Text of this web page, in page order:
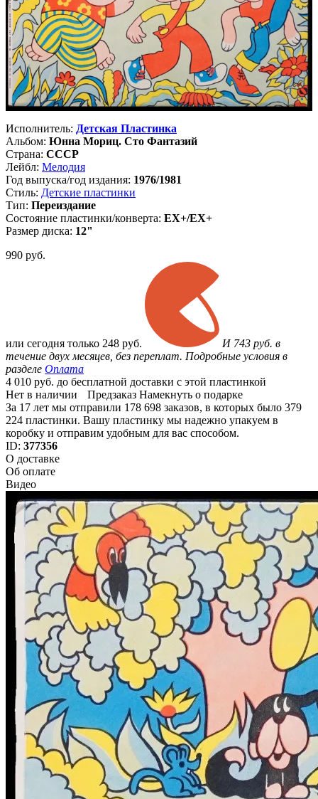
Исполнитель: Детская Пластинка
Альбом: Юнна Мориц. Сто Фантазий
Страна: СССР
Лейбл: Мелодия
Год выпуска/год издания: 1976/1981
Стиль: Детские пластинки
Тип: Переиздание
Состояние пластинки/конверта: EX+/EX+
Размер диска: 12"
990 руб.
или сегодня только 248 руб.
И 743 руб. в
течение двух месяцев, без переплат. Подробные условия в
разделе Оплата
4 010 руб. до бесплатной доставки с этой пластинкой
Нет в наличии
Предзаказ Намекнуть о подарке
За 17 лет мы отправили 178 698 заказов, в которых было 379
224 пластинки. Вашу пластинку мы надежно упакуем в
коробку и отправим удобным для вас способом.
ID: 377356
О доставке
Об оплате
Видео